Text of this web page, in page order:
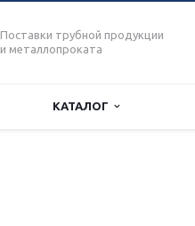
Поставки трубной продукции
и металлопроката
КАТАЛОГ